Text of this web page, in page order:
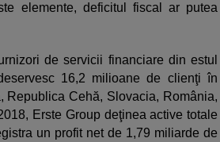
elemente, deficitul fiscal ar putea
de servicii financiare din estul
16,2 milioane de clienţi în
Cehă, Slovacia, România,
Erste Group deţinea active totale
un profit net de 1,79 miliarde de